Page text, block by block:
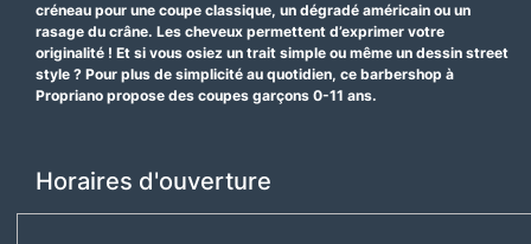
créneau pour une coupe classique, un dégradé américain ou un
rasage du crâne. Les cheveux permettent d’exprimer votre
originalité ! Et si vous osiez un trait simple ou même un dessin street
style ? Pour plus de simplicité au quotidien, ce barbershop à
Propriano propose des coupes garçons 0-11 ans.
Horaires d'ouverture